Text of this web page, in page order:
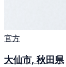
官方
大仙市, 秋田県